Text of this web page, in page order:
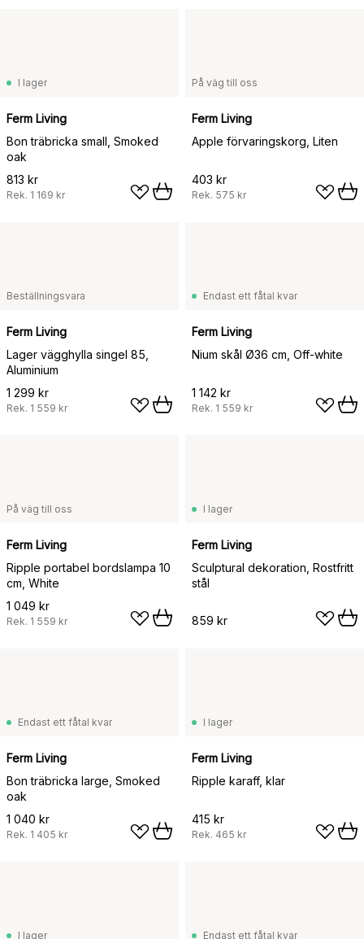
I lager
Ferm Living
Bon träbricka small, Smoked
oak
813 kr
Rek. 1 169 kr
På väg till oss
Ferm Living
Apple förvaringskorg, Liten
403 kr
Rek. 575 kr
Beställningsvara
Ferm Living
Lager vägghylla singel 85,
Aluminium
1 299 kr
Rek. 1 559 kr
Endast ett fåtal kvar
Ferm Living
Nium skål Ø36 cm, Off-white
1 142 kr
Rek. 1 559 kr
På väg till oss
Ferm Living
Ripple portabel bordslampa 10
cm, White
1 049 kr
Rek. 1 559 kr
I lager
Ferm Living
Sculptural dekoration, Rostfritt
stål
859 kr
Endast ett fåtal kvar
Ferm Living
Bon träbricka large, Smoked
oak
1 040 kr
Rek. 1 405 kr
I lager
Ferm Living
Ripple karaff, klar
415 kr
Rek. 465 kr
I lager Endast ett fåtal kvar